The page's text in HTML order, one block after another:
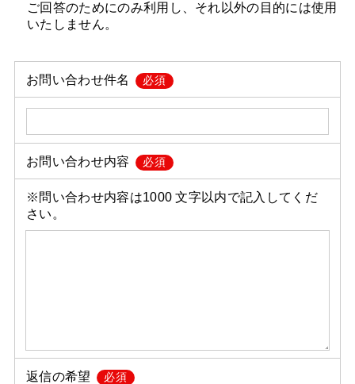
ご回答のためにのみ利用し、それ以外の目的には使用
いたしません。
お問い合わせ件名 必須
お問い合わせ内容 必須
※問い合わせ内容は1000 文字以内で記入してくだ
さい。
返信の希望 必須